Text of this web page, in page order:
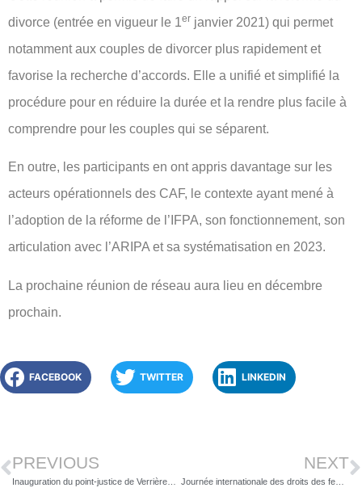
divorce (entrée en vigueur le 1er janvier 2021) qui permet
notamment aux couples de divorcer plus rapidement et
favorise la recherche d’accords. Elle a unifié et simplifié la
procédure pour en réduire la durée et la rendre plus facile à
comprendre pour les couples qui se séparent.
En outre, les participants en ont appris davantage sur les
acteurs opérationnels des CAF, le contexte ayant mené à
l’adoption de la réforme de l’IFPA, son fonctionnement, son
articulation avec l’ARIPA et sa systématisation en 2023.
La prochaine réunion de réseau aura lieu en décembre
prochain.
FACEBOOK TWITTER LINKEDIN
PREVIOUS NEXT
Journée internationale des droits des femmes